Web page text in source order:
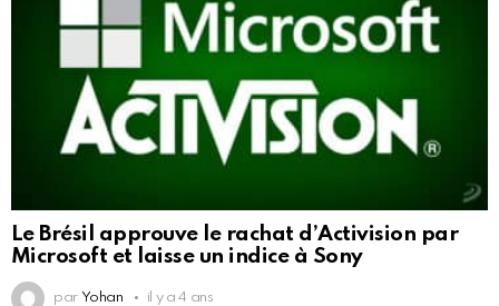
Le Brésil approuve le rachat d’Activision par
Microsoft et laisse un indice à Sony
par Yohan il y a 4 ans